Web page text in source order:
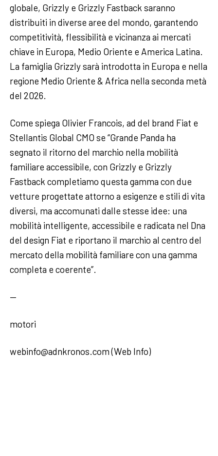
globale, Grizzly e Grizzly Fastback saranno
distribuiti in diverse aree del mondo, garantendo
competitività, flessibilità e vicinanza ai mercati
chiave in Europa, Medio Oriente e America Latina.
La famiglia Grizzly sarà introdotta in Europa e nella
regione Medio Oriente & Africa nella seconda metà
del 2026.
Come spiega Olivier Francois, ad del brand Fiat e
Stellantis Global CMO se “Grande Panda ha
segnato il ritorno del marchio nella mobilità
familiare accessibile, con Grizzly e Grizzly
Fastback completiamo questa gamma con due
vetture progettate attorno a esigenze e stili di vita
diversi, ma accomunati dalle stesse idee: una
mobilità intelligente, accessibile e radicata nel Dna
del design Fiat e riportano il marchio al centro del
mercato della mobilità familiare con una gamma
completa e coerente”.
—
motori
webinfo@adnkronos.com (Web Info)